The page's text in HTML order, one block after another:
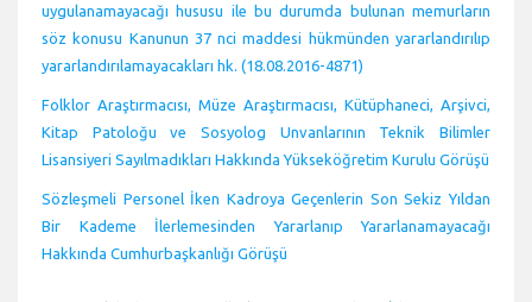
uygulanamayacağı hususu ile bu durumda bulunan memurların
söz konusu Kanunun 37 nci maddesi hükmünden yararlandırılıp
yararlandırılamayacakları hk. (18.08.2016-4871)
Folklor Araştırmacısı, Müze Araştırmacısı, Kütüphaneci, Arşivci,
Kitap Patoloğu ve Sosyolog Unvanlarının Teknik Bilimler
Lisansiyeri Sayılmadıkları Hakkında Yükseköğretim Kurulu Görüşü
Sözleşmeli Personel İken Kadroya Geçenlerin Son Sekiz Yıldan
Bir Kademe İlerlemesinden Yararlanıp Yararlanamayacağı
Hakkında Cumhurbaşkanlığı Görüşü